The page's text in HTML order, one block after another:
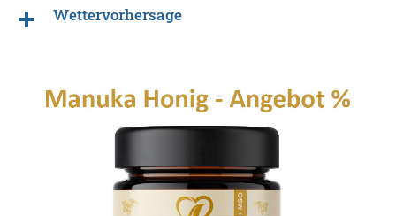
Wettervorhersage